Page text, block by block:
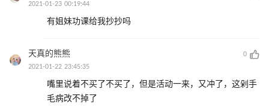
2021-01-23 00:19:44
有姐妹功课给我抄抄吗
天真的熊熊
0
2021-01-22 23:45:35
嘴里说着不买了不买了，但是活动一来，又冲了，这剁手
毛病改不掉了